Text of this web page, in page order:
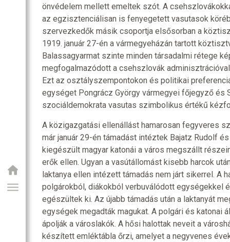
önvédelem mellett emeltek szót. A
az egzisztenciálisan is fenyegetett vasutasok
szervezkedők másik csoportja elsősorban a
1919. január 27-én a vármegyeházán tartott
Balassagyarmat szinte minden társadalmi rétege
megfogalmazódott a csehszlovák
Ezt az osztályszempontokon és politikai
egységet Pongrácz György vármegyei főjegyző és
szociáldemokrata vasutas szimbolikus értékű
A közigazgatási ellenállást hamarosan fegyveres
már január 29-én támadást intéztek Bajatz Rudolf
kiegészült magyar katonái a város megszállt
erők ellen. Ugyan a vasútállomást kisebb harcok
laktanya ellen intézett támadás nem járt sikerrel. A
polgárokból, diákokból verbuválódott egységekkel
egészültek ki. Az újabb támadás után a laktanyát
egységek megadták magukat. A polgári és katonai
ápolják a városlakók. A hősi halottak neveit a
készített emléktábla őrzi, amelyet a negyvenes